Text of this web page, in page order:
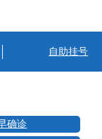
自助挂号
确诊